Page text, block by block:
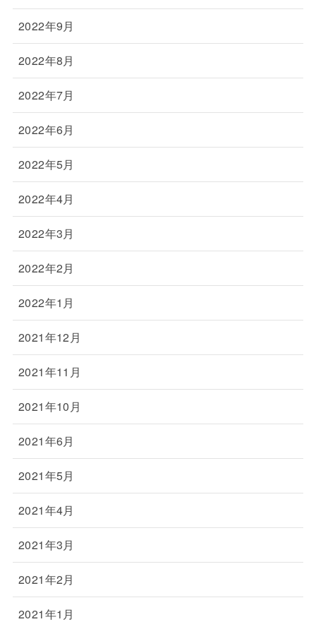
2022年9月
2022年8月
2022年7月
2022年6月
2022年5月
2022年4月
2022年3月
2022年2月
2022年1月
2021年12月
2021年11月
2021年10月
2021年6月
2021年5月
2021年4月
2021年3月
2021年2月
2021年1月